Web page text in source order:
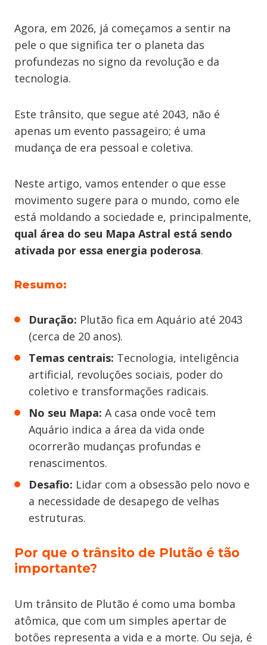
Agora, em 2026, já começamos a sentir na
pele o que significa ter o planeta das
profundezas no signo da revolução e da
tecnologia.
Este trânsito, que segue até 2043, não é
apenas um evento passageiro; é uma
mudança de era pessoal e coletiva.
Neste artigo, vamos entender o que esse
movimento sugere para o mundo, como ele
está moldando a sociedade e, principalmente,
qual área do seu Mapa Astral está sendo
ativada por essa energia poderosa.
Resumo:
Duração: Plutão fica em Aquário até 2043
(cerca de 20 anos).
Temas centrais: Tecnologia, inteligência
artificial, revoluções sociais, poder do
coletivo e transformações radicais.
No seu Mapa: A casa onde você tem
Aquário indica a área da vida onde
ocorrerão mudanças profundas e
renascimentos.
Desafio: Lidar com a obsessão pelo novo e
a necessidade de desapego de velhas
estruturas.
Por que o trânsito de Plutão é tão
importante?
Um trânsito de Plutão é como uma bomba
atômica, que com um simples apertar de
botões representa a vida e a morte. Ou seja, é